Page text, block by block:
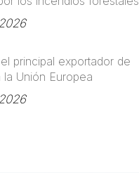
principal exportador de
Unión Europea